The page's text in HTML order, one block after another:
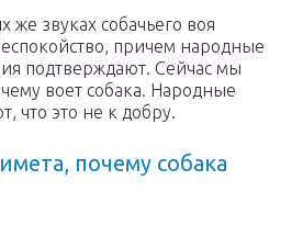
же звуках собачьего воя
причем народные
подтверждают. Сейчас мы
воет собака. Народные
что это не к добру.
почему собака